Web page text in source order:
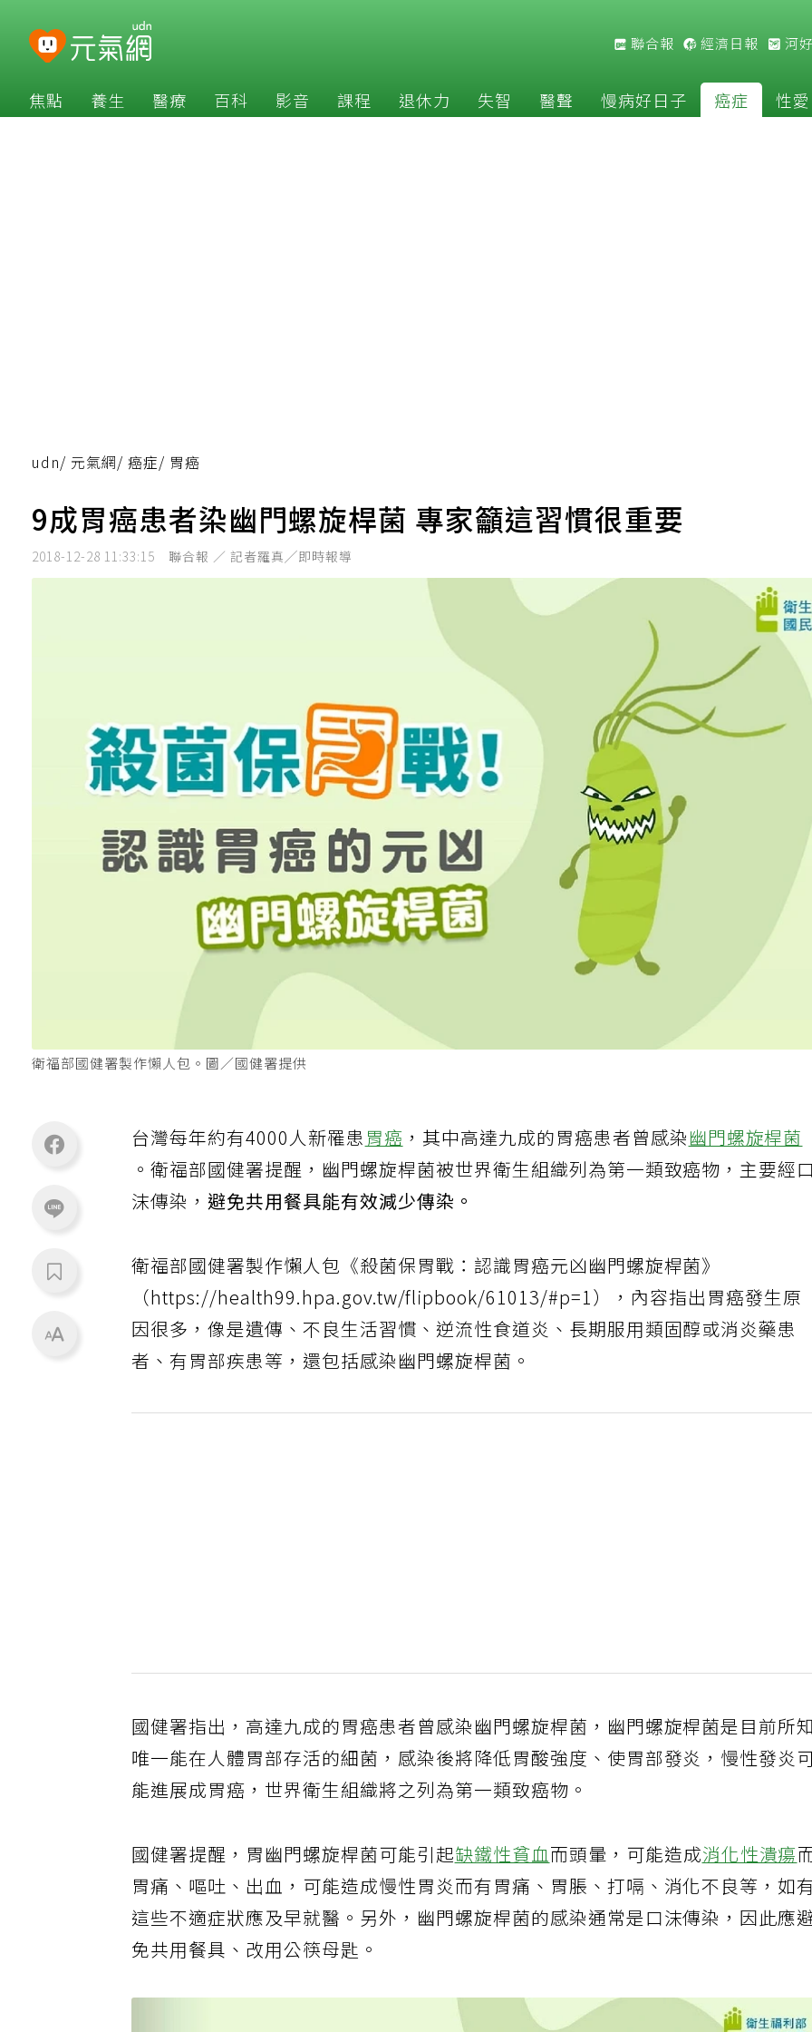
聯合報 經濟日報 河
焦點 養生 醫療 百科 影音 課程 退休力 失智 醫聲 慢病好日子 癌症 性愛
udn/ 元氣網/ 癌症/ 胃癌
9成胃癌患者染幽門螺旋桿菌 專家籲這習慣很重要
2018-12-28 11:33:15 聯合報 ／ 記者羅真╱即時報導
衛福部國健署製作懶人包。圖／國健署提供
台灣每年約有4000人新罹患胃癌 ，其中高達九成的胃癌患者曾感染幽門螺旋桿菌
。衛福部國健署提醒，幽門螺旋桿菌被世界衛生組織列為第一類致癌物，主要經
沫傳染，避免共用餐具能有效減少傳染。
衛福部國健署製作懶人包《殺菌保胃戰：認識胃癌元凶幽門螺旋桿菌》
（https://health99.hpa.gov.tw/flipbook/61013/#p=1），內容指出胃癌發生原
因很多，像是遺傳、不良生活習慣、逆流性食道炎、長期服用類固醇或消炎藥患
者、有胃部疾患等，還包括感染幽門螺旋桿菌。
國健署指出，高達九成的胃癌患者曾感染幽門螺旋桿菌，幽門螺旋桿菌是目前所
唯一能在人體胃部存活的細菌，感染後將降低胃酸強度、使胃部發炎，慢性發炎
能進展成胃癌，世界衛生組織將之列為第一類致癌物。
國健署提醒，胃幽門螺旋桿菌可能引起缺鐵性貧血而頭暈，可能造成消化性潰瘍
胃痛、嘔吐、出血，可能造成慢性胃炎而有胃痛、胃脹、打嗝、消化不良等，如
這些不適症狀應及早就醫。另外，幽門螺旋桿菌的感染通常是口沫傳染，因此應
免共用餐具、改用公筷母匙。